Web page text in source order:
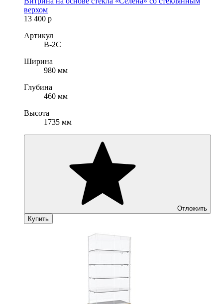
верхом
13 400 р
Артикул
B-2C
Ширина
980 мм
Глубина
460 мм
Высота
1735 мм
Отложить
Купить